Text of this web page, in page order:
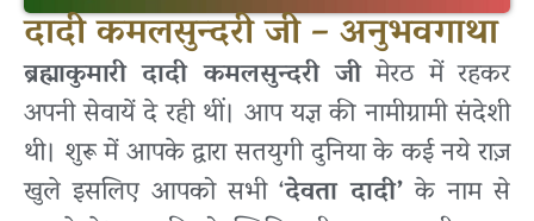
दादी कमलसुन्दरी जी – अनुभवगाथा
ब्रह्माकुमारी दादी कमलसुन्दरी जीमेरठ में रहकर
अपनी सेवायें दे रही थीं। आप यज्ञ की नामीग्रामी संदेशी
थी। शुरू में आपके द्वारा सतयुगी दुनिया के कई नये राज़
खुले इसलिए आपको सभी ‘देवता दादी’ के नाम से